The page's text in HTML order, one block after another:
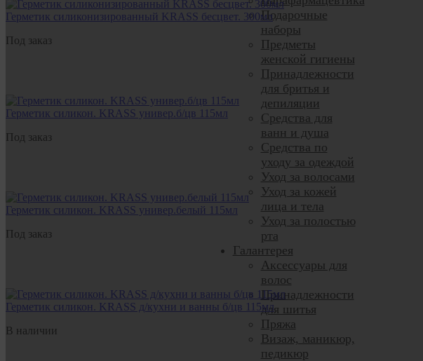
Подарочные
наборы
Предметы
женской гигиены
Принадлежности
для бритья и
депиляции
Средства для
ванн и душа
Средства по
уходу за одеждой
Уход за волосами
Уход за кожей
лица и тела
Уход за полостью
рта
Галантерея
Аксессуары для
волос
Принадлежности
для шитья
Пряжа
Визаж, маникюр,
педикюр
Герметик силиконизированный KRASS бесцвет. 300мл
Под заказ
Герметик силикон. KRASS универ.б/цв 115мл
Под заказ
Герметик силикон. KRASS универ.белый 115мл
Под заказ
Герметик силикон. KRASS д/кухни и ванны б/цв 115мл
В наличии